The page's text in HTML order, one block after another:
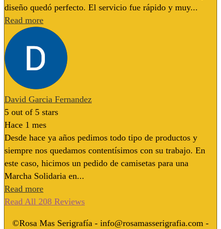
diseño quedó perfecto. El servicio fue rápido y muy...
Read more
David Garcia Fernandez
5 out of 5 stars
Hace 1 mes
Desde hace ya años pedimos todo tipo de productos y
siempre nos quedamos contentísimos con su trabajo. En
este caso, hicimos un pedido de camisetas para una
Marcha Solidaria en...
Read more
Read All 208 Reviews
©Rosa Mas Serigrafía - info@rosamasserigrafia.com -